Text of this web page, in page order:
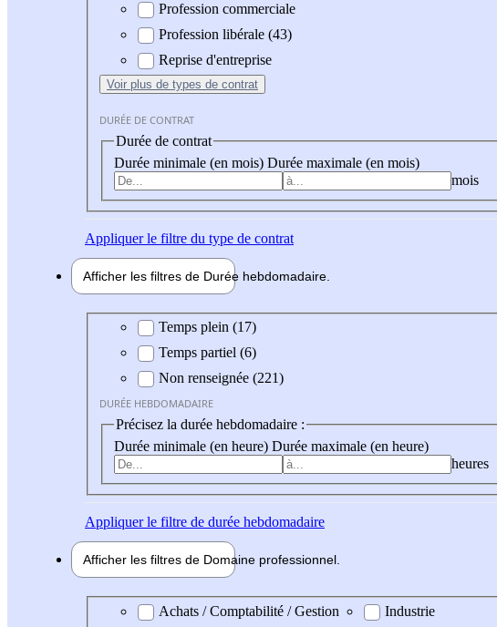
Profession commerciale
Profession libérale (43)
Reprise d'entreprise
Voir plus de types de contrat
DURÉE DE CONTRAT
Durée de contrat
Durée minimale (en mois) Durée maximale (en mois)
mois
Appliquerle filtre du type de contrat
Afficher les filtres de Durée hebdomadaire
Durée hebdomadaire
Temps plein (17)
Temps partiel (6)
Non renseignée (221)
DURÉE HEBDOMADAIRE
Précisez la durée hebdomadaire :
Durée minimale (en heure) Durée maximale (en heure)
heures
Appliquerle filtre de durée hebdomadaire
Afficher les filtres de Domaine professionnel
Domaine professionel
Achats / Comptabilité / Gestion
Industrie